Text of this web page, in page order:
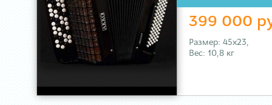
399 000
Размер: 45х23,
Вес: 10,8 кг